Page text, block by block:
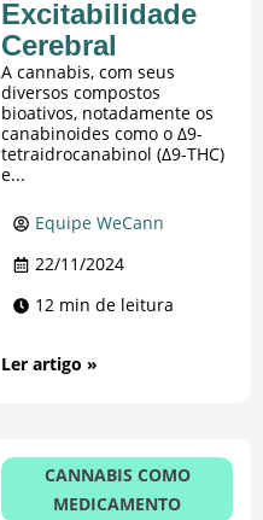
Excitabilidade
Cerebral
A cannabis, com seus
diversos compostos
bioativos, notadamente os
canabinoides como o Δ9-
tetraidrocanabinol (Δ9-THC)
e...
Equipe WeCann
22/11/2024
12 min de leitura
Ler artigo »
CANNABIS COMO
MEDICAMENTO